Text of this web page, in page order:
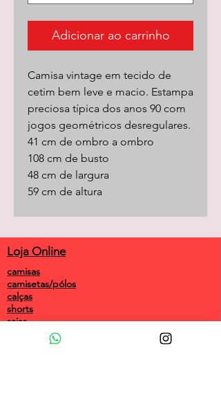
Adicionar ao carrinho
Camisa vintage em tecido de
cetim bem leve e macio. Estampa
preciosa típica dos anos 90 com
jogos geométricos desregulares.
41 cm de ombro a ombro
108 cm de busto
48 cm de largura
59 cm de altura
Loja Online
camisas
camisetas/pólos
calças
shorts
saias